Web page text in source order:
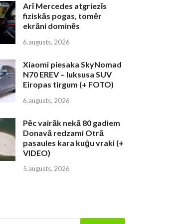
Arī Mercedes atgriezīs
fiziskās pogas, tomēr
ekrāni dominēs
6.augusts, 2026
Xiaomi piesaka SkyNomad
N70 EREV – luksusa SUV
Eiropas tirgum (+ FOTO)
6.augusts, 2026
Pēc vairāk nekā 80 gadiem
Donavā redzami Otrā
pasaules kara kuģu vraki (+
VIDEO)
5.augusts, 2026